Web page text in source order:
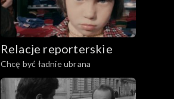
Relacje reporterskie
Chcę być ładnie ubrana